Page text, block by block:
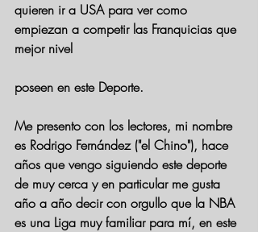
quieren ir a USA para ver como
empiezan a competir las Franquicias que
mejor nivel
poseen en este Deporte.
Me presento con los lectores, mi nombre
es Rodrigo Fernández ("el Chino"), hace
años que vengo siguiendo este deporte
de muy cerca y en particular me gusta
año a año decir con orgullo que la NBA
es una Liga muy familiar para mí, en este